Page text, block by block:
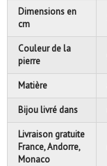
Dimensions en
cm
Couleur de la
pierre
Matière
Bijou livré dans
Livraison gratuite
France, Andorre,
Monaco